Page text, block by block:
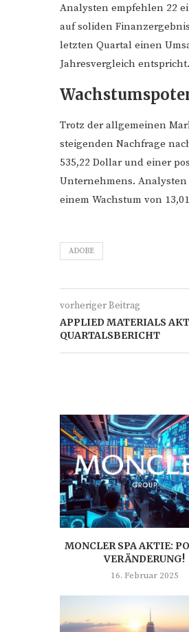
Analysten empfehlen 22
auf soliden
letzten Quartal einen
Jahresvergleich entspricht.
Trotz der allgemeinen
steigenden Nachfrage
535,22 Dollar und einer
Unternehmens. Analysten
einem Wachstum von
ADOBE
vorheriger Beitrag
APPLIED MATERIALS
QUARTALSBERICHT
MONCLER SPA AKTIE:
VERÄNDERUNG!
16. Februar 2025